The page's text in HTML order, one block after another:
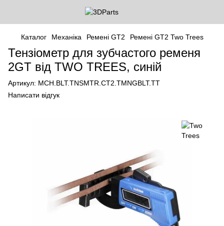
Каталог Механіка Ремені GT2 Ремені GT2 Two Trees
Тензіометр для зубчастого ременя
2GT від TWO TREES, синій
Артикул: MCH.BLT.TNSMTR.CT2.TMNGBLT.TT
Написати відгук